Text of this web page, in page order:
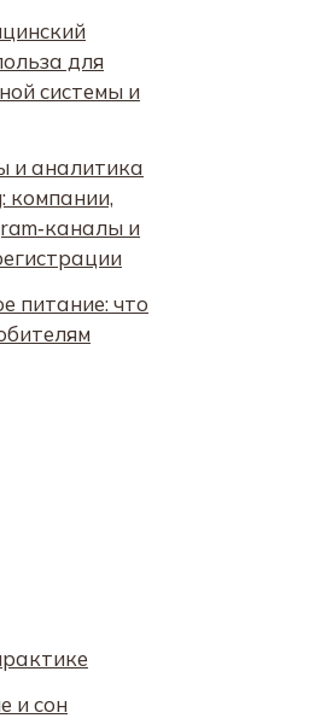
для
системы и
и аналитика
компании,
и
питание: что
и сон